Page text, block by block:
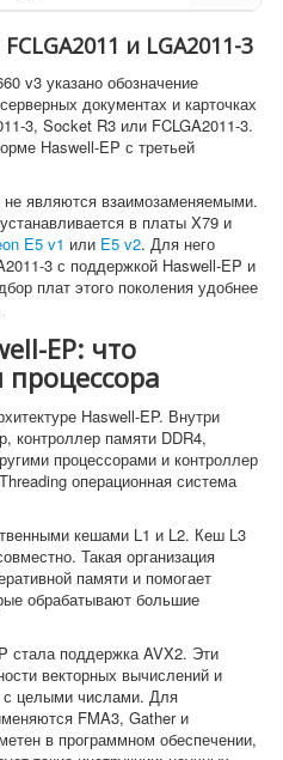
и LGA2011-3
v3 указано обозначение
документах и карточках
3, Socket R3 или FCLGA2011-3.
Haswell-EP с третьей
являются взаимозаменяемыми.
в платы X79 и
E5 v1 или E5 v2. Для него
3 с поддержкой Haswell-EP и
плат этого поколения удобнее
EP: что
процессора
Haswell-EP. Внутри
контроллер памяти DDR4,
процессорами и контроллер
операционная система
кешами L1 и L2. Кеш L3
Такая организация
памяти и помогает
обрабатывают большие
стала поддержка AVX2. Эти
векторных вычислений и
с целыми числами. Для
FMA3, Gather и
в программном обеспечении,